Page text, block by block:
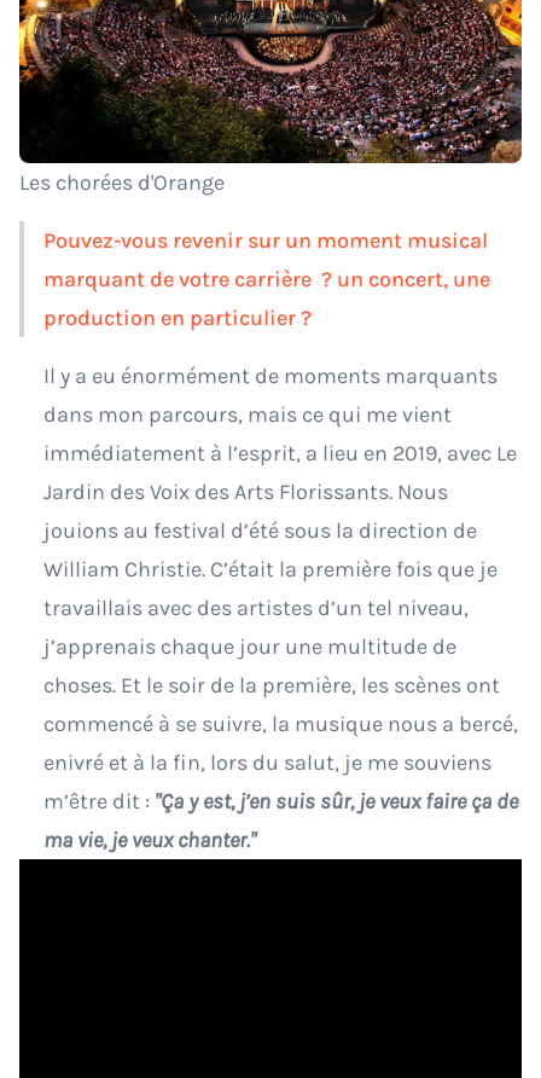
Les chorées d'Orange
Pouvez-vous revenir sur un moment musical
marquant de votre carrière ? un concert, une
production en particulier ?
Il y a eu énormément de moments marquants
dans mon parcours, mais ce qui me vient
immédiatement à l’esprit, a lieu en 2019, avec Le
Jardin des Voix des Arts Florissants. Nous
jouions au festival d’été sous la direction de
William Christie. C’était la première fois que je
travaillais avec des artistes d’un tel niveau,
j’apprenais chaque jour une multitude de
choses. Et le soir de la première, les scènes ont
commencé à se suivre, la musique nous a bercé,
enivré et à la fin, lors du salut, je me souviens
m’être dit : "Ça y est, j’en suis sûr, je veux faire ça de
ma vie, je veux chanter."